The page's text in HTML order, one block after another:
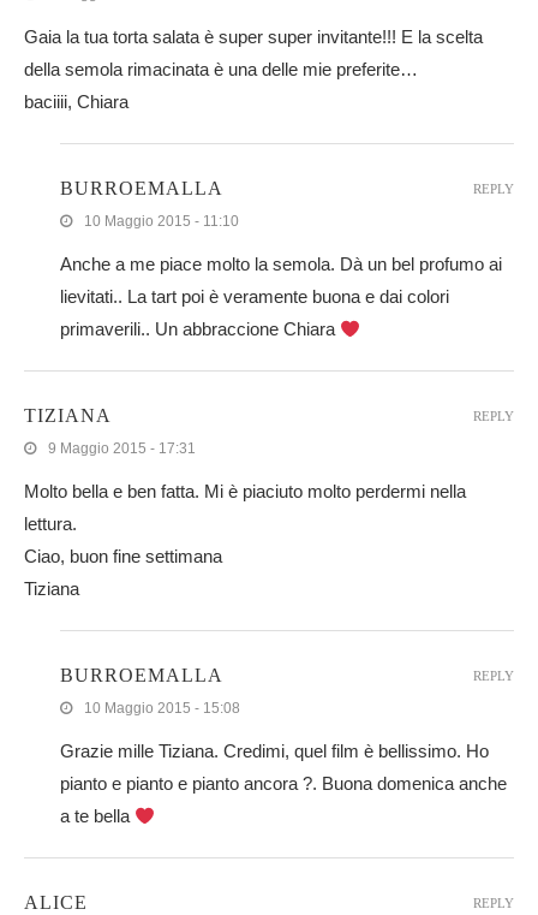
Gaia la tua torta salata è super super invitante!!! E la scelta
della semola rimacinata è una delle mie preferite…
baciiii, Chiara
BURROEMALLA
10 Maggio 2015 - 11:10
Anche a me piace molto la semola. Dà un bel profumo ai
lievitati.. La tart poi è veramente buona e dai colori
primaverili.. Un abbraccione Chiara
REPLY
TIZIANA
9 Maggio 2015 - 17:31
Molto bella e ben fatta. Mi è piaciuto molto perdermi nella
lettura.
Ciao, buon fine settimana
Tiziana
REPLY
BURROEMALLA
10 Maggio 2015 - 15:08
Grazie mille Tiziana. Credimi, quel film è bellissimo. Ho
pianto e pianto e pianto ancora ?. Buona domenica anche
a te bella
REPLY
ALICE REPLY